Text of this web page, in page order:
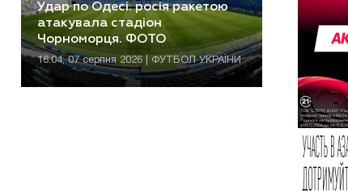
Удар по Одесі. росія ракетою
атакувала стадіон
Чорноморця. ФОТО
16:04, 07 серпня 2026 | ФУТБОЛ УКРАЇНИ